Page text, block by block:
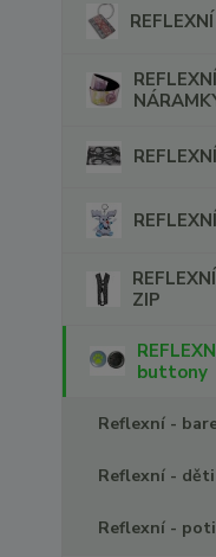
ZIP
buttony
Reflexní -
Reflexní - děti
Reflexní -